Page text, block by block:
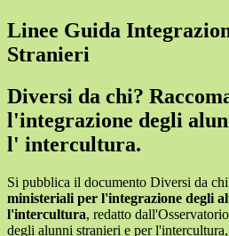
Linee Guida
Stranieri
Diversi da chi?
l'integrazione degli
l' intercultura.
Si pubblica il documento Diversi da
ministeriali per l'integrazione degli
l'intercultura, redatto
degli alunni stranieri e per